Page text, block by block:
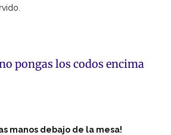
pongas los codos encima
manos debajo de la mesa!